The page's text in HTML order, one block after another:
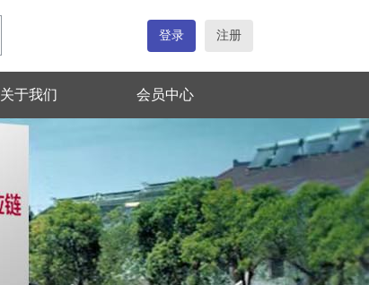
登录 注册
关于我们 会员中心